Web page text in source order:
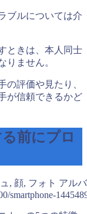
ブルについては介
ときは、本人同士
りません。
の評価や見たり、
が信頼できるかど
前にプロ
smartphone-